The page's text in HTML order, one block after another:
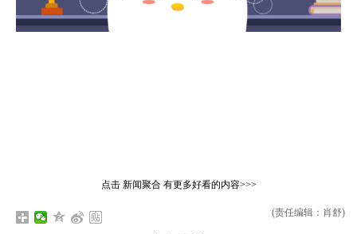
点击 新闻聚合有更多好看的内容>>>
(责任编辑：肖舒)